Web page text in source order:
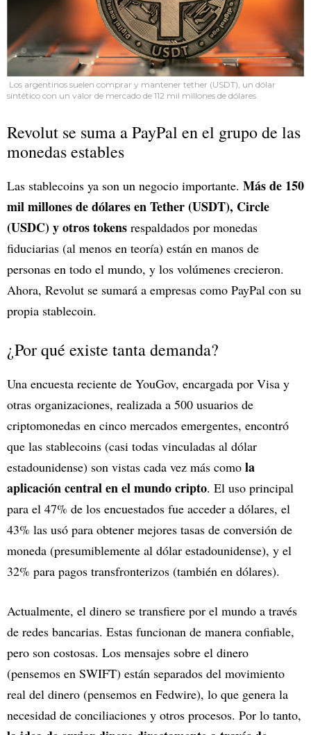
Los argentinos suelen comprar y mantener tether (USDT), un dólar
sintético con un valor de mercado de 112 mil millones de dólares.
Revolut se suma a PayPal en el grupo de las
monedas estables
Las stablecoins ya son un negocio importante. Más de 150
mil millones de dólares en Tether (USDT), Circle
(USDC) y otros tokens respaldados por monedas
fiduciarias (al menos en teoría) están en manos de
personas en todo el mundo, y los volúmenes crecieron.
Ahora, Revolut se sumará a empresas como PayPal con su
propia stablecoin.
¿Por qué existe tanta demanda?
Una encuesta reciente de YouGov, encargada por Visa y
otras organizaciones, realizada a 500 usuarios de
criptomonedas en cinco mercados emergentes, encontró
que las stablecoins (casi todas vinculadas al dólar
estadounidense) son vistas cada vez más como la
aplicación central en el mundo cripto. El uso principal
para el 47% de los encuestados fue acceder a dólares, el
43% las usó para obtener mejores tasas de conversión de
moneda (presumiblemente al dólar estadounidense), y el
32% para pagos transfronterizos (también en dólares).
Actualmente, el dinero se transfiere por el mundo a través
de redes bancarias. Estas funcionan de manera confiable,
pero son costosas. Los mensajes sobre el dinero
(pensemos en SWIFT) están separados del movimiento
real del dinero (pensemos en Fedwire), lo que genera la
necesidad de conciliaciones y otros procesos. Por lo tanto,